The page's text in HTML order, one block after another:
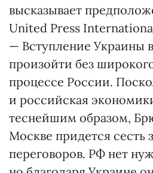
высказывает
United Press
— Вступление Украины
произойти без
процессе России.
и российская
теснейшим образом,
Москве придется сесть
переговоров. РФ нет